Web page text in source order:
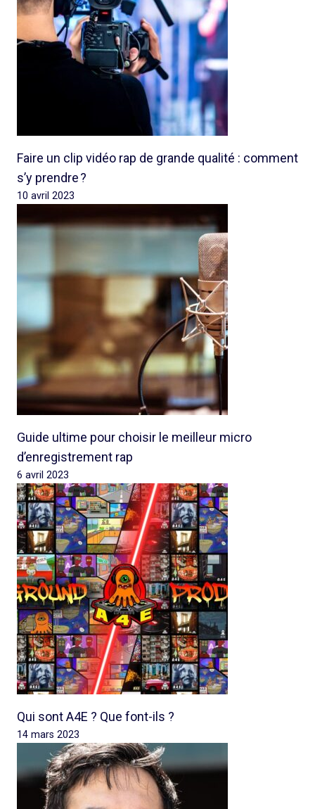
Faire un clip vidéo rap de grande qualité : comment
s’y prendre ?
10 avril 2023
Guide ultime pour choisir le meilleur micro
d’enregistrement rap
6 avril 2023
Qui sont A4E ? Que font-ils ?
14 mars 2023